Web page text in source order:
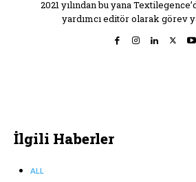
2021 yılından bu yana
yardımcı editör olarak görev
İlgili Haberler
ALL